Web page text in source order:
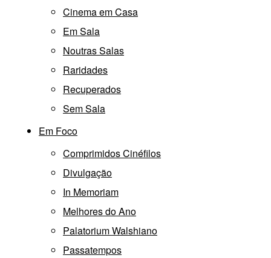
Cinema em Casa
Em Sala
Noutras Salas
Raridades
Recuperados
Sem Sala
Em Foco
Comprimidos Cinéfilos
Divulgação
In Memoriam
Melhores do Ano
Palatorium Walshiano
Passatempos